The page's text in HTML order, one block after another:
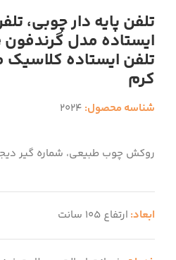
تلفن پایه دار چوبی،
کرم
شناسه محصول: 2024
روکش چوب طبیعی، شماره گیر
ابعاد: ارتفاع 105 سانت